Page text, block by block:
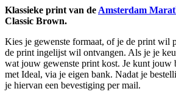
Klassieke print van de Amsterdam
Classic Brown.
Kies je gewenste formaat, of je de print wil
de print ingelijst wil ontvangen. Als je je
wat jouw gewenste print kost. Je kunt jouw
met Ideal, via je eigen bank. Nadat je
je hiervan een bevestiging per mail.